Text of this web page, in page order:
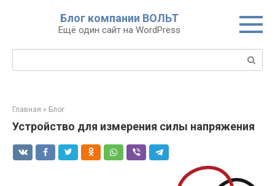
Блог компании ВОЛЬТ
Ещё один сайт на WordPress
Поиск:
Главная » Блог
Устройство для измерения силы напряжения